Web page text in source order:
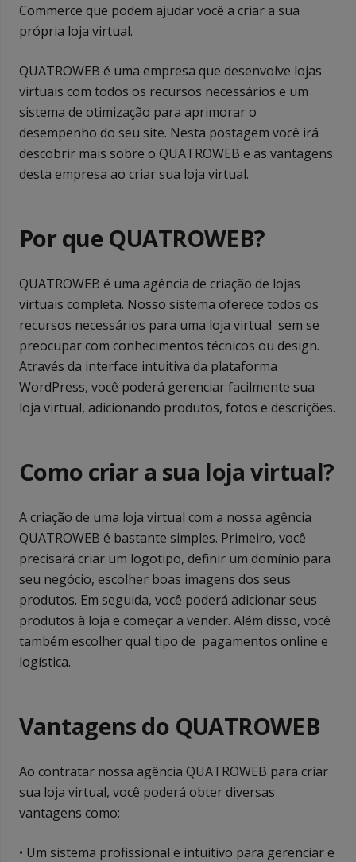
Commerce que podem ajudar você a criar a sua
própria loja virtual.
QUATROWEB é uma empresa que desenvolve lojas
virtuais com todos os recursos necessários e um
sistema de otimização para aprimorar o
desempenho do seu site. Nesta postagem você irá
descobrir mais sobre o QUATROWEB e as vantagens
desta empresa ao criar sua loja virtual.
Por que QUATROWEB?
QUATROWEB é uma agência de criação de lojas
virtuais completa. Nosso sistema oferece todos os
recursos necessários para uma loja virtual sem se
preocupar com conhecimentos técnicos ou design.
Através da interface intuitiva da plataforma
WordPress, você poderá gerenciar facilmente sua
loja virtual, adicionando produtos, fotos e descrições.
Como criar a sua loja virtual?
A criação de uma loja virtual com a nossa agência
QUATROWEB é bastante simples. Primeiro, você
precisará criar um logotipo, definir um domínio para
seu negócio, escolher boas imagens dos seus
produtos. Em seguida, você poderá adicionar seus
produtos à loja e começar a vender. Além disso, você
também escolher qual tipo de pagamentos online e
logística.
Vantagens do QUATROWEB
Ao contratar nossa agência QUATROWEB para criar
sua loja virtual, você poderá obter diversas
vantagens como:
• Um sistema profissional e intuitivo para gerenciar e